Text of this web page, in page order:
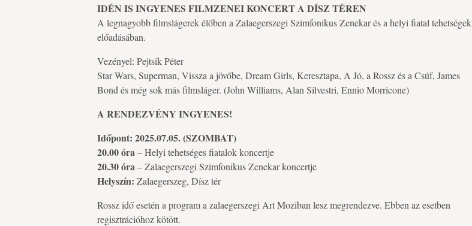
IDÉN IS INGYENES FILMZENEI KONCERT A DÍSZ TÉREN
A legnagyobb filmslágerek élőben a Zalaegerszegi Szimfonikus Zenekar és a helyi fiatal tehetségek
előadásában.
Vezényel: Pejtsik Péter
Star Wars, Superman, Vissza a jövőbe, Dream Girls, Keresztapa, A Jó, a Rossz és a Csúf, James
Bond és még sok más filmsláger. (John Williams, Alan Silvestri, Ennio Morricone)
A RENDEZVÉNY INGYENES!
Időpont: 2025.07.05. (SZOMBAT)
20.00 óra– Helyi tehetséges fiatalok koncertje
20.30 óra– Zalaegerszegi Szimfonikus Zenekar koncertje
Helyszín: Zalaegerszeg, Dísz tér
Rossz idő esetén a program a zalaegerszegi Art Moziban lesz megrendezve. Ebben az esetben
regisztrációhoz kötött.